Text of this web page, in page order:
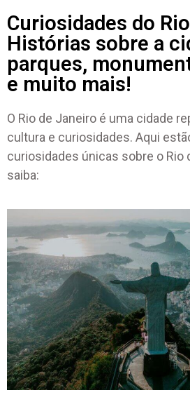
Curiosidades do
Histórias sobre a
parques,
e muito mais!
O Rio de Janeiro é uma cidade
cultura e curiosidades. Aqui
curiosidades únicas sobre o Rio
saiba: